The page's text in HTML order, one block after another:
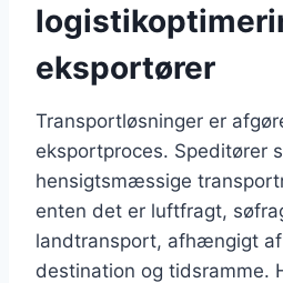
eksportører
Transportløsninger er
eksportproces. Speditører
hensigtsmæssige
enten det er luftfragt,
landtransport, afhængigt
destination og tidsramme.